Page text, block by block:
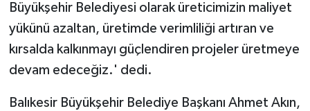
Büyükşehir Belediyesi olarak üreticimizin maliyet
yükünü azaltan, üretimde verimliliği artıran ve
kırsalda kalkınmayı güçlendiren projeler üretmeye
devam edeceğiz.' dedi.
Balıkesir Büyükşehir Belediye Başkanı Ahmet Akın,